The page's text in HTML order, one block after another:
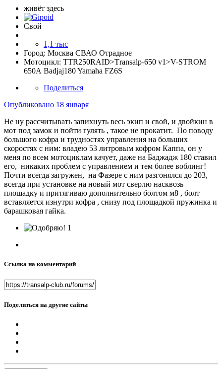
живёт здесь
Свой
1,1 тыс
Город: Москва СВАО Отрадное
Мотоцикл: TTR250RAID>Тransalp-650 v1>V-STROM
650А Badjaj180 Yamaha FZ6S
Поделиться
Опубликовано 18 января
Не ну рассчитывать запихнуть весь экип и свой, и двойкин в
мот под замок и пойти гулять , такое не прокатит. По поводу
большого кофра и трудностях управления на больших
скоростях с ним: владею 53 литровым кофром Каппа, он у
меня по всем мотоциклам качует, даже на Баджадж 180 ставил
его, никаких проблем с управлением и тем более воблинг!
Почти всегда загружен, на Фазере с ним разгонялся до 203,
всегда при установке на новый мот сверлю насквозь
площадку и притягиваю дополнительно болтом м8 , болт
вставляется изнутри кофра , снизу под площадкой пружинка и
барашковая гайка.
1
Ссылка на комментарий
Поделиться на другие сайты